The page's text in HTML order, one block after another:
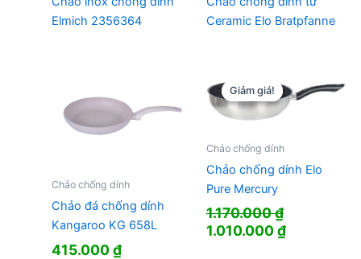
Elmich 2356364
Ceramic Elo Bratpfanne
Chảo chống dính
Chảo đá chống dính
Kangaroo KG 658L
415.000₫
Giảm giá!
Giảm giá!
Chảo chống dính
Chảo chống dính Elo
Pure Mercury
1.170.000₫
Giá
1.010.000₫Giá